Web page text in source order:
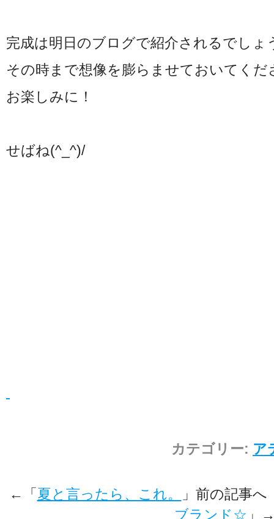
完成は明日のブログで紹介されるでしょ
その時まで想像を膨らませておいてく
お楽しみに！
せばね(^_^)/
カテゴリー: ア
←「夏と言ったら、これ。
」前の記事
ブランド☆ 」